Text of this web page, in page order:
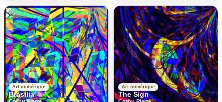
Art numérique
Brasilia
Corbu Pierre
Art numérique
The Sign
Corbu Pierre